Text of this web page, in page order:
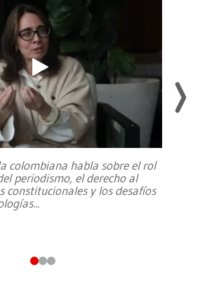
colombiana habla sobre el rol
periodismo, el derecho al
constitucionales y los desafíos
...